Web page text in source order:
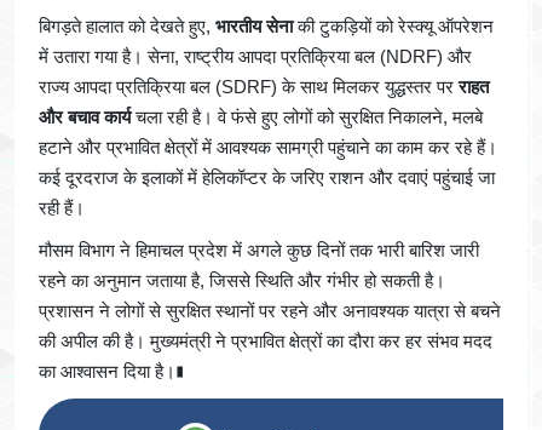
बिगड़ते हालात को देखते हुए, भारतीय सेनाकी टुकड़ियों को रेस्क्यू ऑपरेशन
में उतारा गया है। सेना, राष्ट्रीय आपदा प्रतिक्रिया बल (NDRF) और
राज्य आपदा प्रतिक्रिया बल (SDRF) के साथ मिलकर युद्धस्तर परराहत
और बचाव कार्यचला रही है। वे फंसे हुए लोगों को सुरक्षित निकालने, मलबे
हटाने और प्रभावित क्षेत्रों में आवश्यक सामग्री पहुंचाने का काम कर रहे हैं।
कई दूरदराज के इलाकों में हेलिकॉप्टर के जरिए राशन और दवाएं पहुंचाई जा
रही हैं।
मौसम विभाग ने हिमाचल प्रदेश में अगले कुछ दिनों तक भारी बारिश जारी
रहने का अनुमान जताया है, जिससे स्थिति और गंभीर हो सकती है।
प्रशासन ने लोगों से सुरक्षित स्थानों पर रहने और अनावश्यक यात्रा से बचने
की अपील की है। मुख्यमंत्री ने प्रभावित क्षेत्रों का दौरा कर हर संभव मदद
का आश्वासन दिया है।∎